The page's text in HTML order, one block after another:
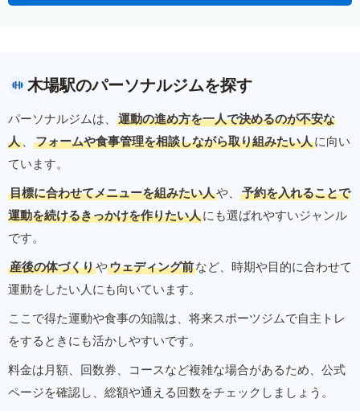
木場駅のパーソナルジムを探す
パーソナルジムは、
運動の進め方を一人で決めるのが不安な
人 、 フォームや食事管理を相談しながら取り組みたい人に向い
ています。
目標に合わせてメニューを組みたい人や、
予約を入れることで
運動を続けるきっかけを作りたい人にも選ばれやすいジャンル
です。
産後の体づくりやウェディング前など、時期や目的に合わせて
運動をしたい人にも向いています。
ここで得た運動や食事の知識は、将来スポーツジムで自主トレ
をするときにも活かしやすいです。
料金は月額、回数券、コースなど複雑な場合があるため、公式
ページを確認し、総額や通える回数をチェックしましょう。